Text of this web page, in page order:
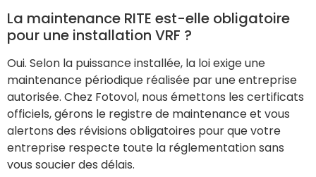
La maintenance RITE est-elle obligatoire
pour une installation VRF ?
Oui. Selon la puissance installée, la loi exige une
maintenance périodique réalisée par une entreprise
autorisée. Chez Fotovol, nous émettons les certificats
officiels, gérons le registre de maintenance et vous
alertons des révisions obligatoires pour que votre
entreprise respecte toute la réglementation sans
vous soucier des délais.